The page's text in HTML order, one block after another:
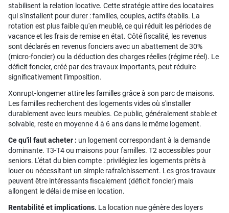
stabilisent la relation locative. Cette stratégie attire des locataires
qui s'installent pour durer : familles, couples, actifs établis. La
rotation est plus faible qu'en meublé, ce qui réduit les périodes de
vacance et les frais de remise en état. Côté fiscalité, les revenus
sont déclarés en revenus fonciers avec un abattement de 30%
(micro-foncier) ou la déduction des charges réelles (régime réel). Le
déficit foncier, créé par des travaux importants, peut réduire
significativement l'imposition.
Xonrupt-longemer attire les familles grâce à son parc de maisons.
Les familles recherchent des logements vides où s'installer
durablement avec leurs meubles. Ce public, généralement stable et
solvable, reste en moyenne 4 à 6 ans dans le même logement.
Ce qu'il faut acheter : un logement correspondant à la demande
dominante. T3-T4 ou maisons pour familles. T2 accessibles pour
seniors. L'état du bien compte : privilégiez les logements prêts à
louer ou nécessitant un simple rafraîchissement. Les gros travaux
peuvent être intéressants fiscalement (déficit foncier) mais
allongent le délai de mise en location.
Rentabilité et implications. La location nue génère des loyers